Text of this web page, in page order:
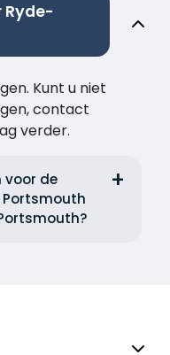
Kunt u niet
contact
verder.
voor de